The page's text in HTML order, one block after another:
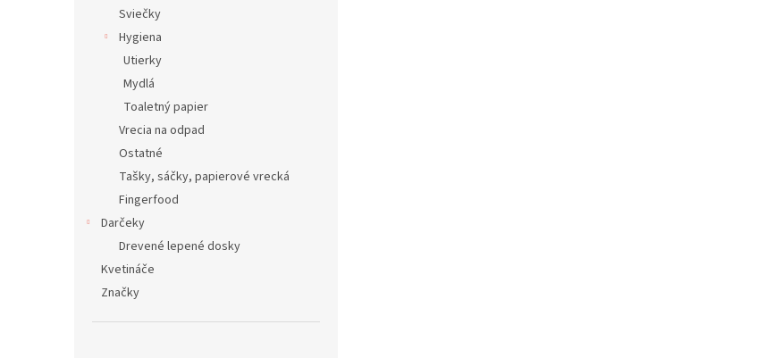
Sviečky
Hygiena
Utierky
Mydlá
Toaletný papier
Vrecia na odpad
Ostatné
Tašky, sáčky, papierové vrecká
Fingerfood
Darčeky
Drevené lepené dosky
Kvetináče
Značky